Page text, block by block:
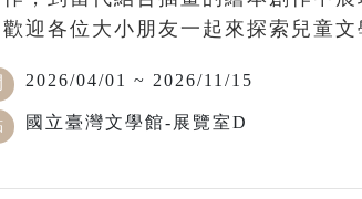
迎各位大小朋友一起來探索兒童文
2026/04/01 ~ 2026/11/15
國立臺灣文學館-展覽室D